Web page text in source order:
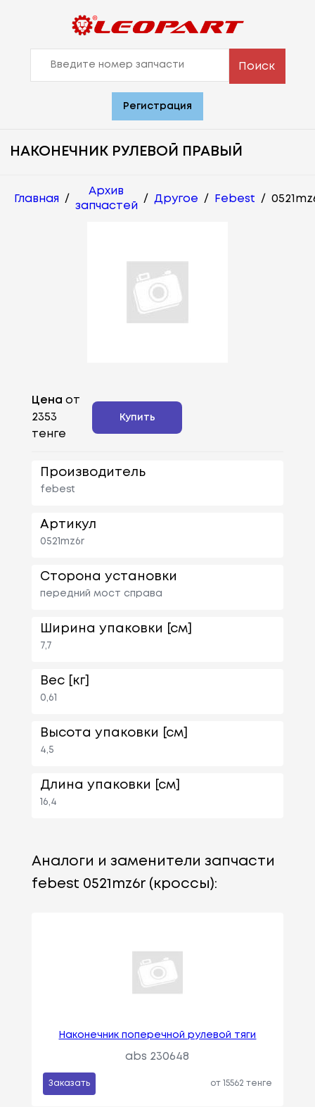
Поиск
Регистрация
НАКОНЕЧНИК РУЛЕВОЙ ПРАВЫЙ
Главная /
Архив
запчастей
/ Другое / Febest /
Цена от
2353
тенге
Купить
Производитель
febest
Артикул
0521mz6r
Сторона установки
передний мост справа
Ширина упаковки [см]
7,7
Вес [кг]
0,61
Высота упаковки [см]
4,5
Длина упаковки [см]
16,4
Аналоги и заменители запчасти
febest 0521mz6r (кроссы):
Наконечник поперечной рулевой тяги
abs 230648
Заказать от 15562 тенге